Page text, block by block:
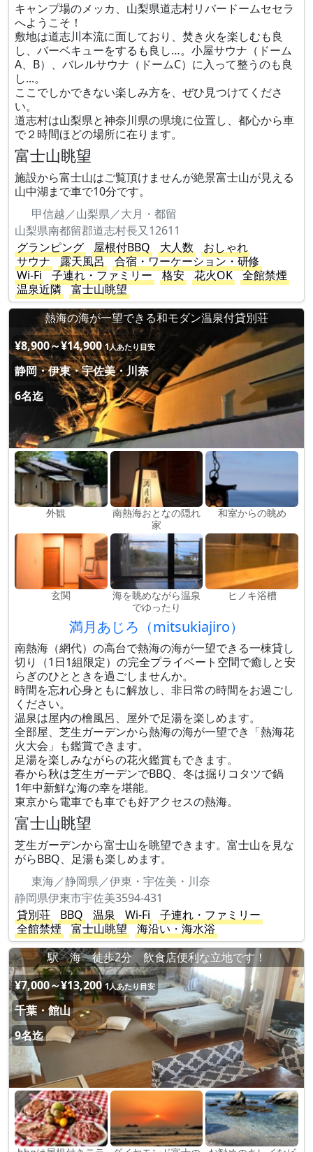
キャンプ場のメッカ、山梨県道志村リバードームセセラ
へようこそ！
敷地は道志川本流に面しており、​焚き火を楽しむも良
し、バーベキューをするも良し…。小屋サウナ（ドーム
A、B）、バレルサウナ（ドームC）に入って整うのも良
し...。
ここでしかできない楽しみ方を、ぜひ見つけてくださ
い。
道志村は山梨県と神奈川県の県境に位置し、都心から車
で２時間ほどの場所に在ります。
富士山眺望
施設から富士山はご覧頂けませんが絶景富士山が見える
山中湖まで車で10分です。
甲信越／山梨県／大月・都留
山梨県南都留郡道志村長又12611
グランピング
屋根付BBQ 大人数
おしゃれ
サウナ
露天風呂
合宿・ワーケーション・研修
Wi-Fi
子連れ・ファミリー 格安 花火OK
全館禁煙
温泉近隣
富士山眺望
熱海の海が一望できる和モダン温泉付貸別荘
¥8,900～¥14,900 1人あたり目安
静岡・伊東・宇佐美・川奈
6名迄
外観
南熱海おとなの隠れ
家
和室からの眺め
玄関
海を眺めながら温泉
でゆったり
ヒノキ浴槽
満月あじろ（mitsukiajiro）
南熱海（網代）の高台で熱海の海が一望できる一棟貸し
切り（1日1組限定）の完全プライベート空間で癒しと安
らぎのひとときを過ごしませんか。
時間を忘れ心身ともに解放し、非日常の時間をお過ごし
ください。
温泉は屋内の檜風呂、屋外で足湯を楽しめます。
全部屋、芝生ガーデンから熱海の海が一望でき「熱海花
火大会」も鑑賞できます。
足湯を楽しみながらの花火鑑賞もできます。
春から秋は芝生ガーデンでBBQ、冬は掘りコタツで鍋
1年中新鮮な海の幸を堪能。
東京から電車でも車でも好アクセスの熱海。
富士山眺望
芝生ガーデンから富士山を眺望できます。富士山を見な
がらBBQ、足湯も楽しめます。
東海／静岡県／伊東・宇佐美・川奈
静岡県伊東市宇佐美3594-431
貸別荘
BBQ 温泉 Wi-Fi
子連れ・ファミリー
全館禁煙
富士山眺望
海沿い・海水浴
駅 海 徒歩2分 飲食店便利な立地です！
¥7,000～¥13,200 1人あたり目安
千葉・館山
9名迄